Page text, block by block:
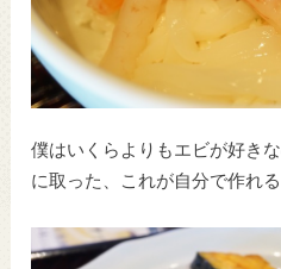
僕はいくらよりもエビが好き
に取った、これが自分で作れ